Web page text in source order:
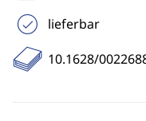
lieferbar
10.1628/